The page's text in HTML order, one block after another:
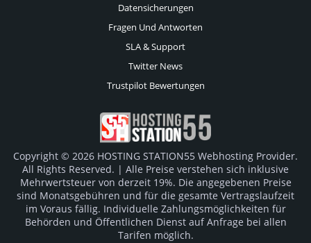
Datensicherungen
Fragen Und Antworten
SLA & Support
Twitter News
Trustpilot Bewertungen
Copyright © 2026 HOSTING STATION55 Webhosting Provider.
All Rights Reserved. | Alle Preise verstehen sich inklusive
Mehrwertsteuer von derzeit 19%. Die angegebenen Preise
sind Monatsgebühren und für die gesamte Vertragslaufzeit
im Voraus fällig. Individuelle Zahlungsmöglichkeiten für
Behörden und Öffentlichen Dienst auf Anfrage bei allen
Tarifen möglich.